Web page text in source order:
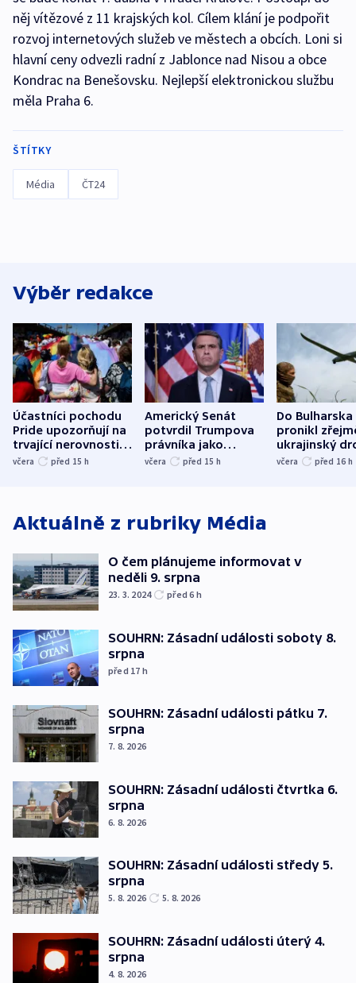
něj vítězové z 11 krajských kol. Cílem klání je podpořit
rozvoj internetových služeb ve městech a obcích. Loni si
hlavní ceny odvezli radní z Jablonce nad Nisou a obce
Kondrac na Benešovsku. Nejlepší elektronickou službu
měla Praha 6.
ŠTÍTKY
Média ČT24
Výběr redakce
Účastníci pochodu
Pride upozorňují na
trvající nerovnosti i
společenskou
včera před 15 h
Americký Senát
potvrdil Trumpova
právníka jako
ministra
včera před 15 h
Do Bulharska
pronikl
ukrajinský
explodoval
včera před 16 h
Aktuálně z rubriky Média
O čem plánujeme informovat v
neděli 9. srpna
23. 3. 2024 před 6 h
SOUHRN: Zásadní události soboty 8.
srpna
před 17 h
SOUHRN: Zásadní události pátku 7.
srpna
7. 8. 2026
SOUHRN: Zásadní události čtvrtka 6.
srpna
6. 8. 2026
SOUHRN: Zásadní události středy 5.
srpna
5. 8. 2026 5. 8. 2026
SOUHRN: Zásadní události úterý 4.
srpna
4. 8. 2026